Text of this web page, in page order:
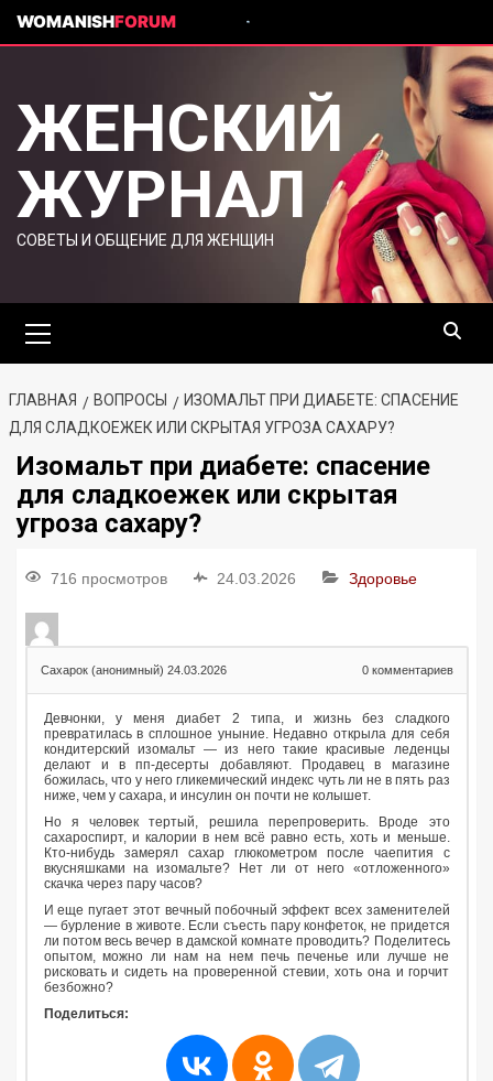
WOMANISHFORUM
ЖЕНСКИЙ
ЖУРНАЛ
СОВЕТЫ И ОБЩЕНИЕ ДЛЯ ЖЕНЩИН
ГЛАВНАЯ ВОПРОСЫ
ИЗОМАЛЬТ ПРИ ДИАБЕТЕ: СПАСЕНИЕ
ДЛЯ СЛАДКОЕЖЕК ИЛИ СКРЫТАЯ УГРОЗА САХАРУ?
Изомальт при диабете: спасение
для сладкоежек или скрытая
угроза сахару?
716 просмотров 24.03.2026 Здоровье
Сахарок (анонимный) 24.03.2026 0комментариев
Девчонки, у меня диабет 2 типа, и жизнь без сладкого
превратилась в сплошное уныние. Недавно открыла для себя
кондитерский изомальт — из него такие красивые леденцы
делают и в пп-десерты добавляют. Продавец в магазине
божилась, что у него гликемический индекс чуть ли не в пять раз
ниже, чем у сахара, и инсулин он почти не колышет.
Но я человек тертый, решила перепроверить. Вроде это
сахароспирт, и калории в нем всё равно есть, хоть и меньше.
Кто-нибудь замерял сахар глюкометром после чаепития с
вкусняшками на изомальте? Нет ли от него «отложенного»
скачка через пару часов?
И еще пугает этот вечный побочный эффект всех заменителей
— бурление в животе. Если съесть пару конфеток, не придется
ли потом весь вечер в дамской комнате проводить? Поделитесь
опытом, можно ли нам на нем печь печенье или лучше не
рисковать и сидеть на проверенной стевии, хоть она и горчит
безбожно?
Поделиться: